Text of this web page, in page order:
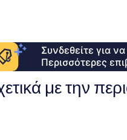
Συνδεθείτε για
Περισσότερες
με την